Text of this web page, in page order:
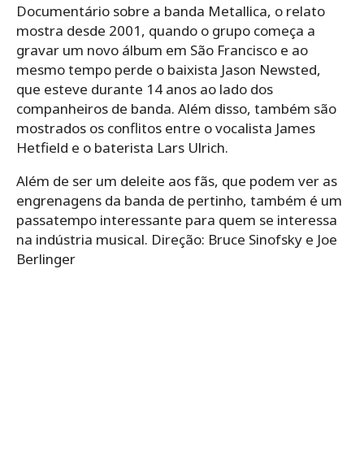
Documentário sobre a banda Metallica, o relato
mostra desde 2001, quando o grupo começa a
gravar um novo álbum em São Francisco e ao
mesmo tempo perde o baixista Jason Newsted,
que esteve durante 14 anos ao lado dos
companheiros de banda. Além disso, também são
mostrados os conflitos entre o vocalista James
Hetfield e o baterista Lars Ulrich.
Além de ser um deleite aos fãs, que podem ver as
engrenagens da banda de pertinho, também é um
passatempo interessante para quem se interessa
na indústria musical. Direção: Bruce Sinofsky e Joe
Berlinger